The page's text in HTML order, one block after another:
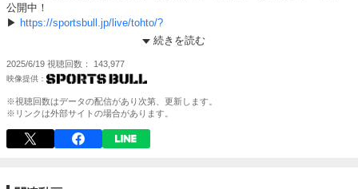
公開中！
▶ https://sportsbull.jp/live/tohto/?
utm_source=sportsnavi&utm_medium=vod
そのほかのコンテンツも充実！
⚾️ 夏の高校野球 地方大会1回戦から全試合無料配信中！
▶ https://vk.sportsbull.jp/koshien/?
utm_source=sportsnavi&utm_medium=vod
※見逃し動画、一部ハイライト、限定動画も！
続きを読む
2025/6/19 視聴回数 143,977
※視聴回数はデータの配信があり次第、更新します。
※リンクは外部サイトの場合があります。